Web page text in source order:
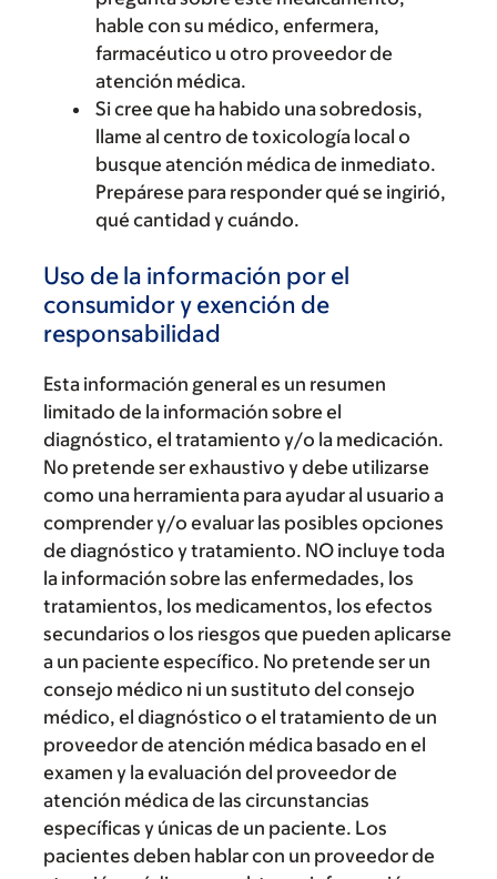
hable con su médico, enfermera,
farmacéutico u otro proveedor de
atención médica.
Si cree que ha habido una sobredosis,
llame al centro de toxicología local o
busque atención médica de inmediato.
Prepárese para responder qué se ingirió,
qué cantidad y cuándo.
Uso de la información por el
consumidor y exención de
responsabilidad
Esta información general es un resumen
limitado de la información sobre el
diagnóstico, el tratamiento y/o la medicación.
No pretende ser exhaustivo y debe utilizarse
como una herramienta para ayudar al usuario a
comprender y/o evaluar las posibles opciones
de diagnóstico y tratamiento. NO incluye toda
la información sobre las enfermedades, los
tratamientos, los medicamentos, los efectos
secundarios o los riesgos que pueden aplicarse
a un paciente específico. No pretende ser un
consejo médico ni un sustituto del consejo
médico, el diagnóstico o el tratamiento de un
proveedor de atención médica basado en el
examen y la evaluación del proveedor de
atención médica de las circunstancias
específicas y únicas de un paciente. Los
pacientes deben hablar con un proveedor de